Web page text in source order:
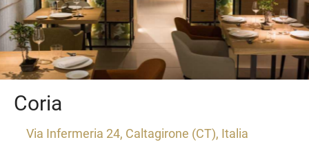
Coria
Via Infermeria 24, Caltagirone (CT), Italia